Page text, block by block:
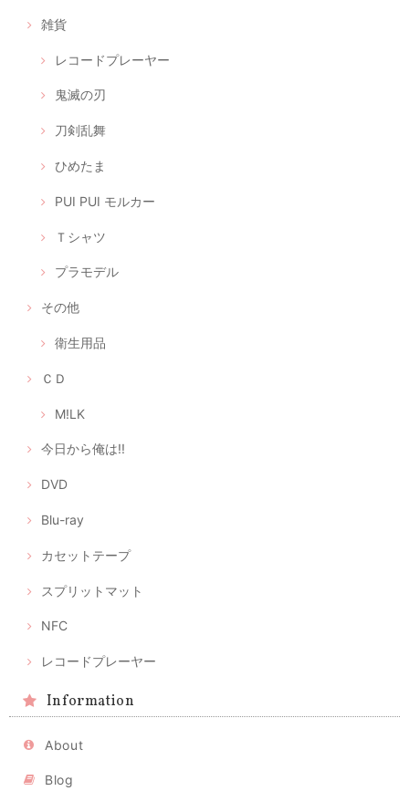
雑貨
レコードプレーヤー
鬼滅の刃
刀剣乱舞
ひめたま
PUI PUI モルカー
Ｔシャツ
プラモデル
その他
衛生用品
ＣＤ
M!LK
今日から俺は!!
DVD
Blu-ray
カセットテープ
スプリットマット
NFC
レコードプレーヤー
Information
About
Blog